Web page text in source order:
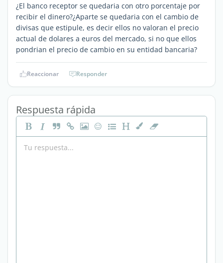
¿El banco receptor se quedaria con otro porcentaje por
recibir el dinero?¿Aparte se quedaria con el cambio de
divisas que estipule, es decir ellos no valoran el precio
actual de dolares a euros del mercado, si no que ellos
pondrian el precio de cambio en su entidad bancaria?
Reaccionar Responder
Respuesta rápida